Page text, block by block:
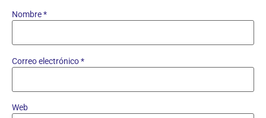
Nombre*
Correo electrónico*
Web